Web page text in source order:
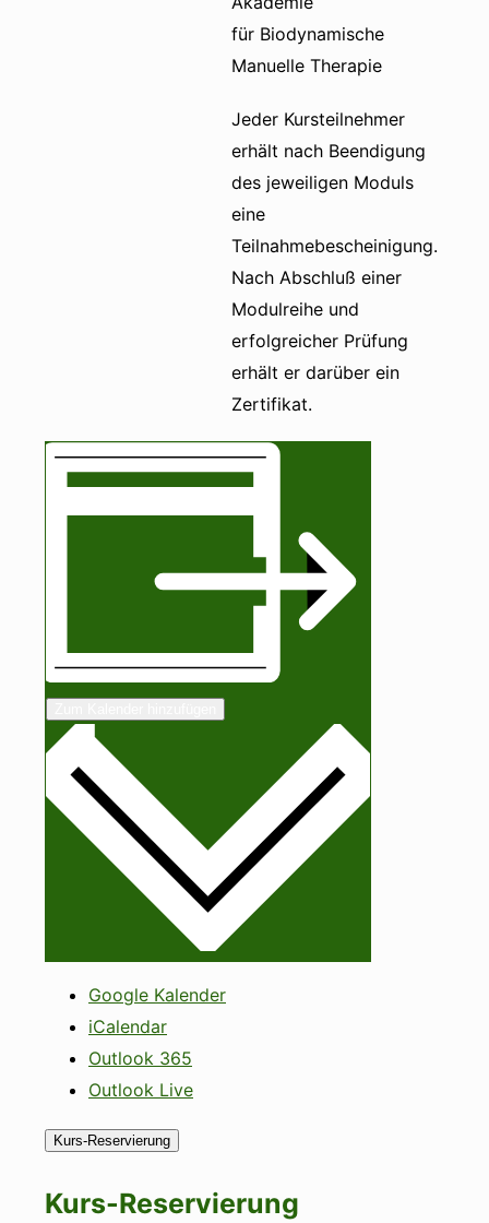
für Biodynamische
Manuelle Therapie
Jeder Kursteilnehmer
erhält nach Beendigung
des jeweiligen Moduls
eine
Teilnahmebescheinigung.
Nach Abschluß einer
Modulreihe und
erfolgreicher Prüfung
erhält er darüber ein
Zertifikat.
Google Kalender
iCalendar
Outlook 365
Outlook Live
Kurs-Reservierung
Kurs-Reservierung